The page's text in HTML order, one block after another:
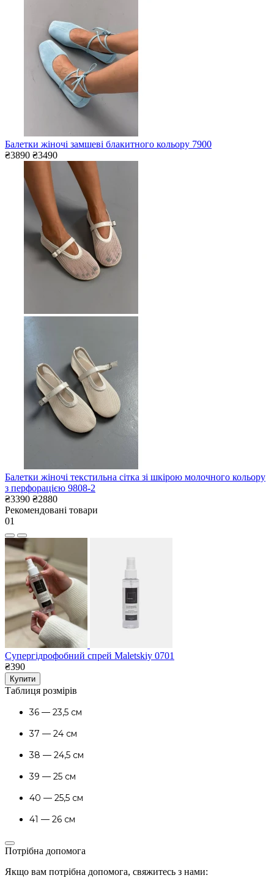
Балетки жіночі замшеві блакитного кольору 7900
₴3890 ₴3490
Балетки жіночі текстильна сітка зі шкірою молочного кольору
з перфорацією 9808-2
₴3390 ₴2880
Рекомендовані товари
01
Супергідрофобний спрей Maletskiy 0701
₴390
Купити
Таблиця розмірів
36 — 23,5 см
37 — 24 см
38 — 24,5 см
39 — 25 см
40 — 25,5 см
41 — 26 см
Потрібна допомога
Якщо вам потрібна допомога, свяжитесь з нами: